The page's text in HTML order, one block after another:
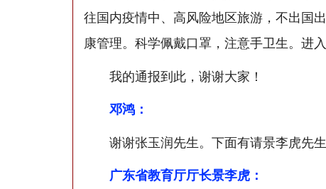
往国内疫情中、高风险地区旅游，不出国
康管理。科学佩戴口罩，注意手卫生。进
我的通报到此，谢谢大家！
邓鸿：
谢谢张玉润先生。下面有请景李虎先生
广东省教育厅厅长景李虎：